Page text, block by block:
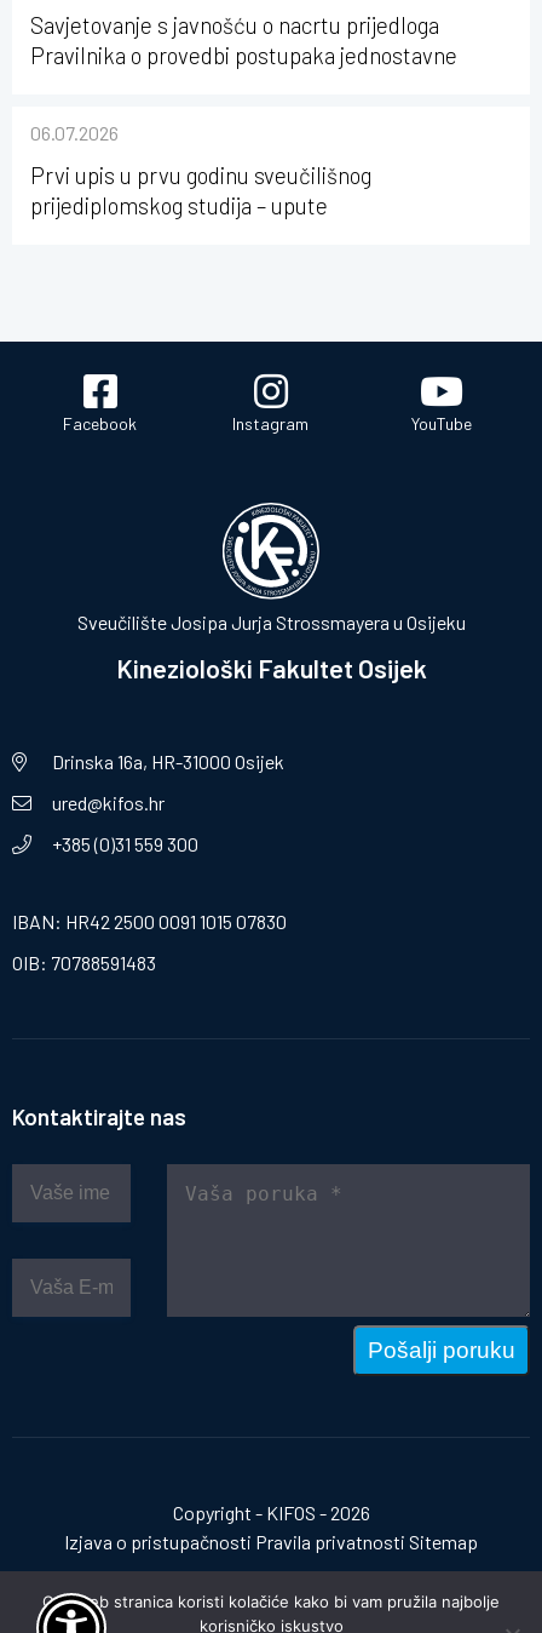
Savjetovanje s javnošću o nacrtu prijedloga
Pravilnika o provedbi postupaka jednostavne
Osijeku
06.07.2026
Prvi upis u prvu godinu sveučilišnog
prijediplomskog studija – upute
Facebook Instagram YouTube
Sveučilište Josipa Jurja Strossmayera u Osijeku
Kineziološki Fakultet Osijek
Drinska 16a, HR-31000 Osijek
ured@kifos.hr
+385 (0)31 559 300
IBAN: HR42 2500 0091 1015 07830
OIB: 70788591483
Kontaktirajte nas
Pošalji poruku
Copyright - KIFOS - 2026
Izjava o pristupačnosti Pravila privatnosti Sitemap
Izrada web stranica:invictum.hr
Ova web stranica koristi kolačiće kako bi vam pružila najbolje
korisničko iskustvo